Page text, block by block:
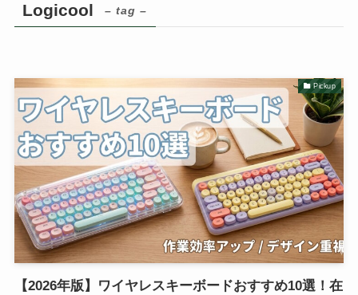
Logicool – tag –
Pickup
【2026年版】ワイヤレスキーボードおすすめ10選！在